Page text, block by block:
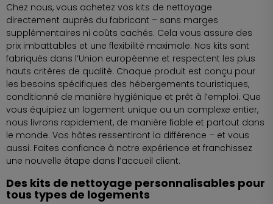
Chez nous, vous achetez vos kits de nettoyage
directement auprès du fabricant – sans marges
supplémentaires ni coûts cachés. Cela vous assure des
prix imbattables et une flexibilité maximale. Nos kits sont
fabriqués dans l’Union européenne et respectent les plus
hauts critères de qualité. Chaque produit est conçu pour
les besoins spécifiques des hébergements touristiques,
conditionné de manière hygiénique et prêt à l’emploi. Que
vous équipiez un logement unique ou un complexe entier,
nous livrons rapidement, de manière fiable et partout dans
le monde. Vos hôtes ressentiront la différence – et vous
aussi. Faites confiance à notre expérience et franchissez
une nouvelle étape dans l’accueil client.
Des kits de nettoyage personnalisables pour
tous types de logements